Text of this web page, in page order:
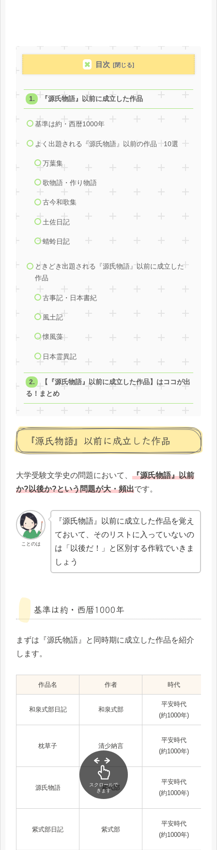
目次
『源氏物語』以前に成立した作品
基準は約・西暦1000年
よく出題される『源氏物語』以前の作品 10選
万葉集
歌物語・作り物語
古今和歌集
土佐日記
蜻蛉日記
ときどき出題される『源氏物語』以前に成立した
作品
古事記・日本書紀
風土記
懐風藻
日本霊異記
【『源氏物語』以前に成立した作品】はココが出
る！まとめ
『源氏物語』以前に成立した作品
大学受験文学史の問題において、 『源氏物語』以前
か?以後か?という問題が大・頻出です。
ことのは
『源氏物語』以前に成立した作品を覚え
ておいて、そのリストに入っていないの
は「以後だ！」と区別する作戦でいきま
しょう
基準は約・西暦1000年
まずは『源氏物語』と同時期に成立した作品を紹介
します。
作品名 作者 時代
和泉式部日記 和泉式部
平安時代
(約1000年)
枕草子 清少納言
平安時代
(約1000年)
源氏物語 紫式部
平安時代
(約1000年)
紫式部日記 紫式部
平安時代
(約1000年)
スクロールで
きます